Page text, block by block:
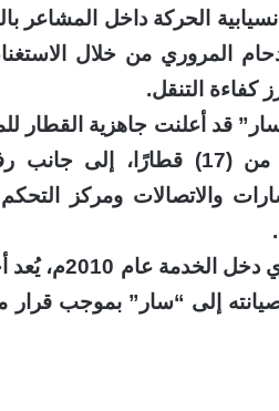
الحركة داخل المشاعر
كفاءة التنقل.
قد أعلنت جاهزية القطار
الصيانة والتجهيز لأسطولها المكون من
والاتصالات ومركز
يُذكر أن قطار